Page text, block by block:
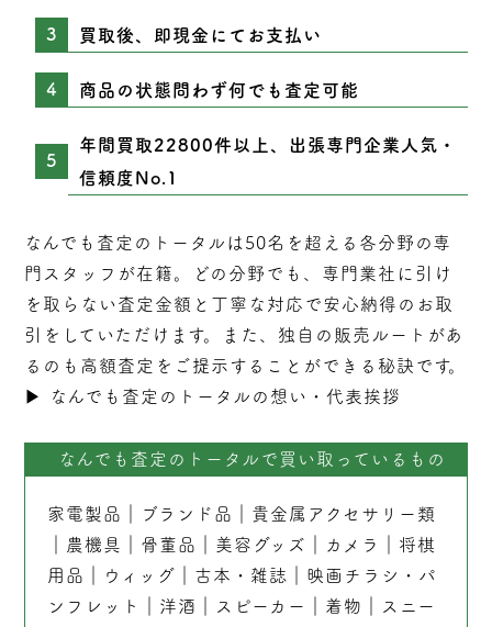
買取後、即現金にてお支払い
商品の状態問わず何でも査定可能
年間買取22800件以上、出張専門企業人気・
信頼度No.1
なんでも査定のトータルは50名を超える各分野の専
門スタッフが在籍。どの分野でも、専門業社に引け
を取らない査定 金額と丁寧な対応で安心納得のお取
引をしていただけます。また、独自の販売ルートがあ
るのも高額査定をご提示することができる秘訣です。
▶︎
なんでも査定のトータルの想い・代表挨拶
なんでも査定のトータルで買い取っているもの
家電製品 ブランド品
貴金属アクセサリー類
農機具 骨董品 美容グッズ カメラ
将棋
用品
ウィッグ 古本 ・ 雑誌
映画チラシ・パ
ンフレット
洋酒 スピーカー 着物
スニー